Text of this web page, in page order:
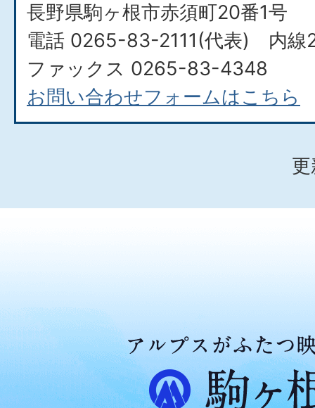
長野県駒ヶ根市赤須町20番1号
電話 0265-83-2111(代表) 内線
ファックス 0265-83-4348
お問い合わせフォームはこちら
ア
ル